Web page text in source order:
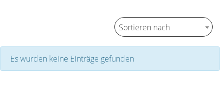
Sortieren nach
Es wurden keine Einträge gefunden